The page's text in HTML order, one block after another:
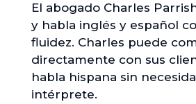
El abogado Charles
y habla inglés y español
fluidez. Charles puede
directamente con sus
habla hispana sin
intérprete.